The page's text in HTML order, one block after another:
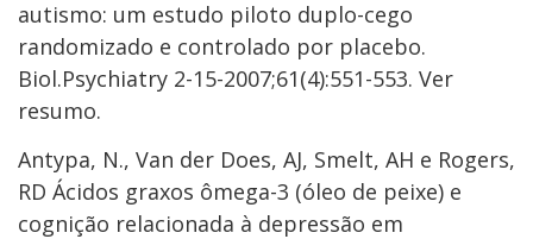
autismo: um estudo piloto duplo-cego
randomizado e controlado por placebo.
Biol.Psychiatry 2-15-2007;61(4):551-553. Ver
resumo.
Antypa, N., Van der Does, AJ, Smelt, AH e Rogers,
RD Ácidos graxos ômega-3 (óleo de peixe) e
cognição relacionada à depressão em